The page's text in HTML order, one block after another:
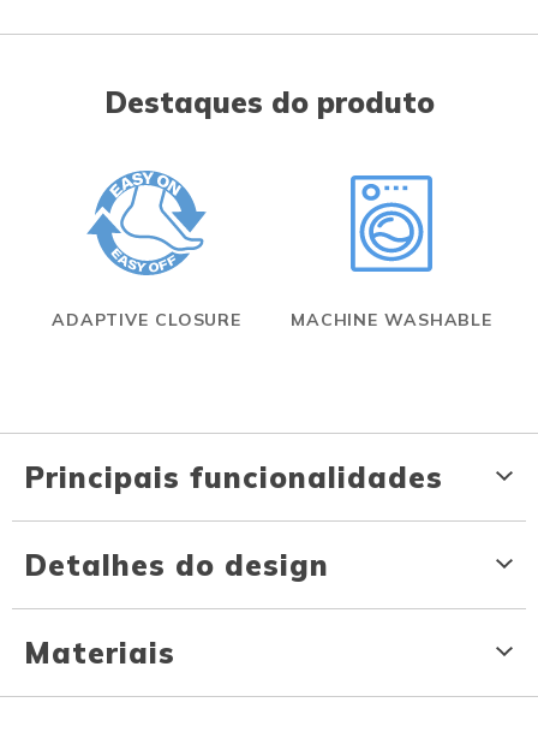
Destaques do produto
ADAPTIVE CLOSURE MACHINE WASHABLE
Principais funcionalidades
Detalhes do design
Materiais